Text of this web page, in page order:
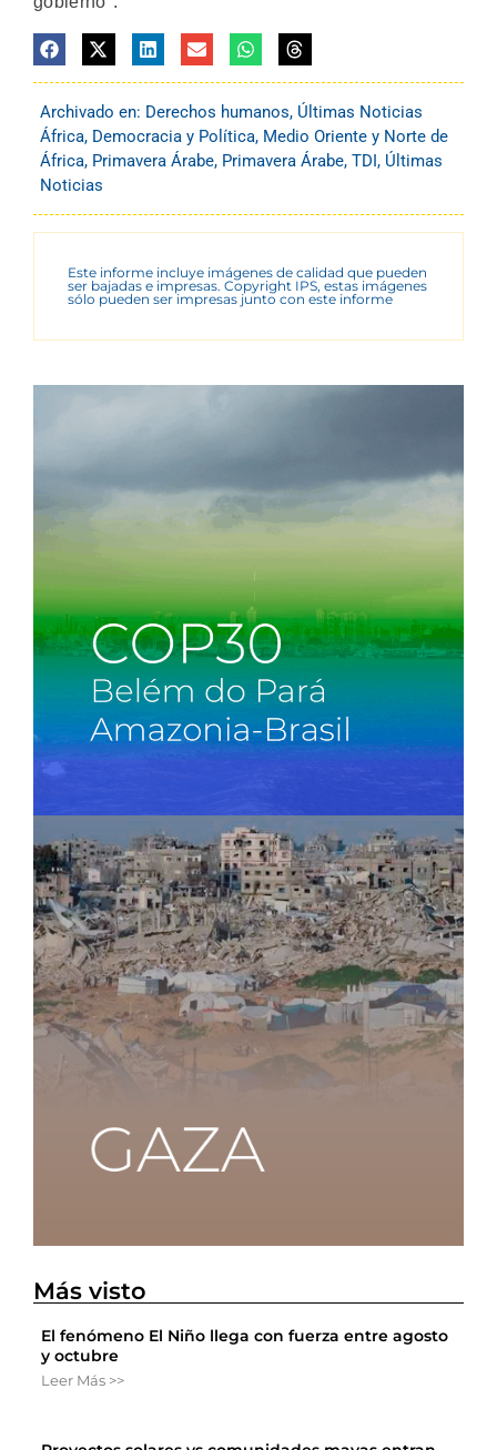
Archivado en: Derechos humanos, Últimas Noticias
África, Democracia y Política, Medio Oriente y Norte de
África, Primavera Árabe, Primavera Árabe, TDI, Últimas
Noticias
Este informe incluye imágenes de calidad que pueden
ser bajadas e impresas. Copyright IPS, estas imágenes
sólo pueden ser impresas junto con este informe
Más visto
El fenómeno El Niño llega con fuerza entre agosto
y octubre
Leer Más >>